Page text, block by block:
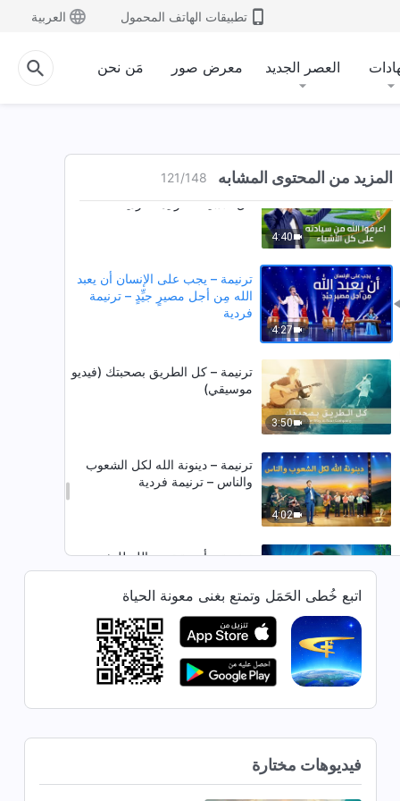
تطبيقات الهاتف المحمول العربية
العصر الجديد معرض صور مَن نحن
المزيد من المحتوى المشابه 121/148
إلى الأبد – ترنيمة فردية
4:40
ترنيمة – اعرفوا الله من سيادته على
كل الأشياء – ترنيمة فردية
4:27
ترنيمة – يجب على الإنسان أن يعبد
الله مِن أجل مصيرٍ جيِّدٍ – ترنيمة
فردية
3:50
ترنيمة – كل الطريق بصحبتك (فيديو
موسيقي)
4:02
ترنيمة – دينونة الله لكل الشعوب
والناس – ترنيمة فردية
ترنيمة – أهمية تدبير الله للبشر –
ترنيمة فردية
ترنيمة – لا أحد يدري بوصول الله –
ترنيمة فردية
ترنيمة – الخالق وحده هو من يشفق
اتبع خُطى الحَمَل وتمتع بغنى معونة الحياة
فيديوهات مختارة